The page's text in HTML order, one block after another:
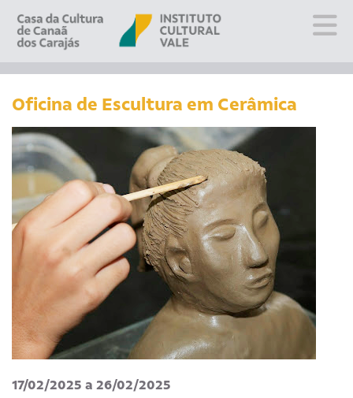
Sobre
Fale conosco
PT
Oficina de Escultura em Cerâmica
17/02/2025 a 26/02/2025